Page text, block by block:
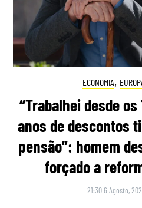
ECONOMIA,
“Trabalhei desde
anos de descontos
pensão”: homem
forçado a
21:30 6 Agosto,